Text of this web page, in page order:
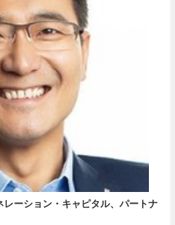
ーション・キャピタル、パートナ